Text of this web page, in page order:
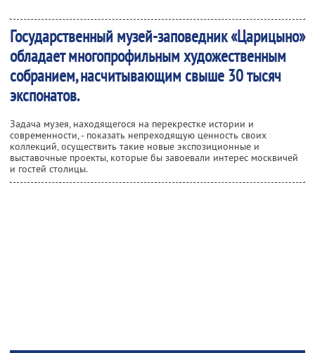
Государственный музей-заповедник «Царицыно»
обладает многопрофильным художественным
собранием, насчитывающим свыше 30 тысяч
экспонатов.
Задача музея, находящегося на перекрестке истории и
современности, - показать непреходящую ценность своих
коллекций, осуществить такие новые экспозиционные и
выставочные проекты, которые бы завоевали интерес москвичей
и гостей столицы.